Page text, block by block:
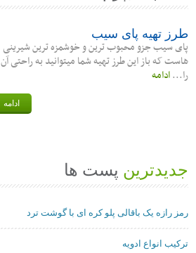
طرز تهیه پای سیب
پای سیب جزو محبوب ترین و خوشمزه ترین شیرینی
هاست که باز این طرز تهیه شما میتوانید به راحتی آن
را...ادامه
ادامه
جدیدترین پست ها
رمز رازه یک باقالی پلو کره ای با گوشت ترد
ترکیب انواع ادویه